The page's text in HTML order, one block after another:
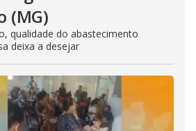
(MG)
qualidade do abastecimento
deixa a desejar